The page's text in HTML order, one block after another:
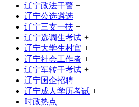
辽宁政法干警 +
辽宁公选遴选 +
辽宁三支一扶 +
辽宁选调生考试 +
辽宁大学生村官 +
辽宁社会工作者 +
辽宁军转干考试 +
辽宁国企招聘
辽宁成人学历考试 +
时政热点